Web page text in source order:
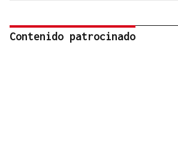
Contenido patrocinado